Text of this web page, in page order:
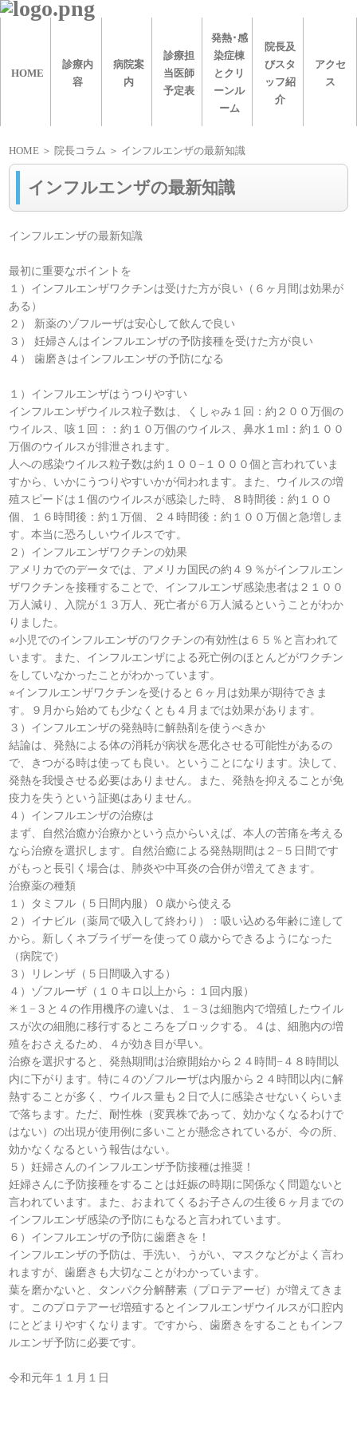
HOME
診療内
容
病院案
内
診療担
当医師
予定表
発熱･感
染症棟
とクリ
ーンル
ーム
院長及
びスタ
ッフ紹
介
アクセ
ス
HOME ＞ 院長コラム ＞ インフルエンザの最新知識
インフルエンザの最新知識
インフルエンザの最新知識
最初に重要なポイントを
１）インフルエンザワクチンは受けた方が良い（６ヶ月間は効果が
ある）
２） 新薬のゾフルーザは安心して飲んで良い
３） 妊婦さんはインフルエンザの予防接種を受けた方が良い
４） 歯磨きはインフルエンザの予防になる
１）インフルエンザはうつりやすい
インフルエンザウイルス粒子数は、くしゃみ１回：約２００万個の
ウイルス、咳１回：：約１０万個のウイルス、鼻水１ml：約１００
万個のウイルスが排泄されます。
人への感染ウイルス粒子数は約１００−１０００個と言われていま
すから、いかにうつりやすいかが伺われます。また、ウイルスの増
殖スピードは１個のウイルスが感染した時、８時間後：約１００
個、１６時間後：約１万個、２４時間後：約１００万個と急増しま
す。本当に恐ろしいウイルスです。
２）インフルエンザワクチンの効果
アメリカでのデータでは、アメリカ国民の約４９％がインフルエン
ザワクチンを接種することで、インフルエンザ感染患者は２１００
万人減り、入院が１３万人、死亡者が６万人減るということがわか
りました。
⭐︎小児でのインフルエンザのワクチンの有効性は６５％と言われて
います。また、インフルエンザによる死亡例のほとんどがワクチン
をしていなかったことがわかっています。
⭐︎インフルエンザワクチンを受けると６ヶ月は効果が期待できま
す。９月から始めても少なくとも４月までは効果があります。
３）インフルエンザの発熱時に解熱剤を使うべきか
結論は、発熱による体の消耗が病状を悪化させる可能性があるの
で、きつがる時は使っても良い。ということになります。決して、
発熱を我慢させる必要はありません。また、発熱を抑えることが免
疫力を失うという証拠はありません。
４）インフルエンザの治療は
まず、自然治癒か治療かという点からいえば、本人の苦痛を考える
なら治療を選択します。自然治癒による発熱期間は２−５日間です
がもっと長引く場合は、肺炎や中耳炎の合併が増えてきます。
治療薬の種類
１）タミフル（５日間内服）０歳から使える
２）イナビル（薬局で吸入して終わり）：吸い込める年齢に達して
から。新しくネブライザーを使って０歳からできるようになった
（病院で）
３）リレンザ（５日間吸入する）
４）ゾフルーザ（１０キロ以上から：１回内服）
✳︎１−３と４の作用機序の違いは、１−３は細胞内で増殖したウイル
スが次の細胞に移行するところをブロックする。４は、細胞内の増
殖をおさえるため、４が効き目が早い。
治療を選択すると、発熱期間は治療開始から２４時間−４８時間以
内に下がります。特に４のゾフルーザは内服から２４時間以内に解
熱することが多く、ウイルス量も２日で人に感染させないくらいま
で落ちます。ただ、耐性株（変異株であって、効かなくなるわけで
はない）の出現が使用例に多いことが懸念されているが、今の所、
効かなくなるという報告はない。
５）妊婦さんのインフルエンザ予防接種は推奨！
妊婦さんに予防接種をすることは妊娠の時期に関係なく問題ないと
言われています。また、おまれてくるお子さんの生後６ヶ月までの
インフルエンザ感染の予防にもなると言われています。
６）インフルエンザの予防に歯磨きを！
インフルエンザの予防は、手洗い、うがい、マスクなどがよく言わ
れますが、歯磨きも大切なことがわかっています。
葉を磨かないと、タンパク分解酵素（プロテアーゼ）が増えてきま
す。このプロテアーゼ増殖するとインフルエンザウイルスが口腔内
にとどまりやすくなります。ですから、歯磨きをすることもインフ
ルエンザ予防に必要です。
令和元年１１月１日